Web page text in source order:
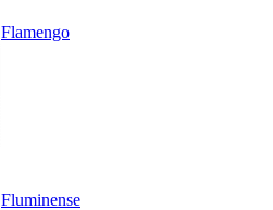
Flamengo
Fluminense